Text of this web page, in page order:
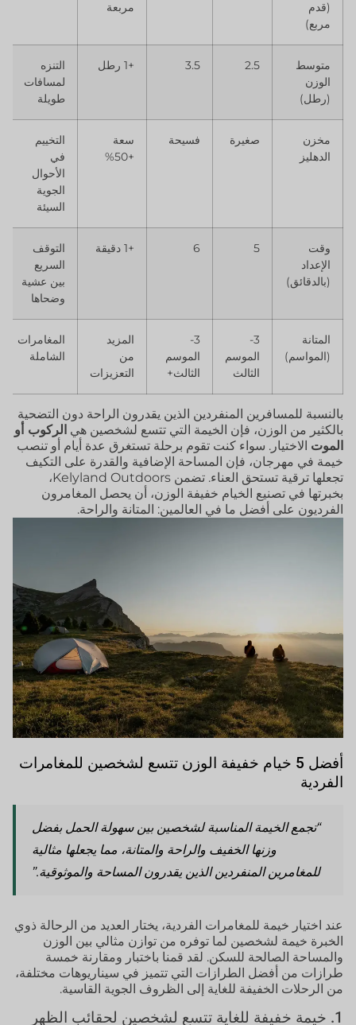
(قدم
مربع)
مربعة
متوسط
الوزن
(رطل)
2.5
3.5 +1 رطل
التنزه
لمسافات
طويلة
مخزن
الدهليز
صغيرة فسيحة
سعة
+50%
التخييم
في
الأحوال
الجوية
السيئة
وقت
الإعداد
(بالدقائق)
5
6 +1 دقيقة
التوقف
السريع
بين عشية
وضحاها
المتانة
(المواسم)
3-
الموسم
الثالث
3-
الموسم
الثالث+
المزيد
من
التعزيزات
المغامرات
الشاملة
بالنسبة للمسافرين المنفردين الذين يقدرون الراحة دون التضحية
بالكثير من الوزن، فإن الخيمة التي تتسع لشخصين هي الركوب أو
الموت الاختيار. سواء كنت تقوم برحلة تستغرق عدة أيام أو تنصب
خيمة في مهرجان، فإن المساحة الإضافية والقدرة على التكيف
تجعلها ترقية تستحق العناء. تضمن Kelyland Outdoors،
بخبرتها في تصنيع الخيام خفيفة الوزن، أن يحصل المغامرون
الفرديون على أفضل ما في العالمين: المتانة والراحة.
أفضل 5 خيام خفيفة الوزن تتسع لشخصين للمغامرات
الفردية
“تجمع الخيمة المناسبة لشخصين بين سهولة الحمل بفضل
وزنها الخفيف والراحة والمتانة، مما يجعلها مثالية
للمغامرين المنفردين الذين يقدرون المساحة والموثوقية.”
عند اختيار خيمة للمغامرات الفردية، يختار العديد من الرحالة ذوي
الخبرة خيمة لشخصين لما توفره من توازن مثالي بين الوزن
والمساحة الصالحة للسكن. لقد قمنا باختبار ومقارنة خمسة
طرازات من أفضل الطرازات التي تتميز في سيناريوهات مختلفة،
من الرحلات الخفيفة للغاية إلى الظروف الجوية القاسية.
1. خيمة خفيفة للغاية تتسع لشخصين لحقائب الظهر